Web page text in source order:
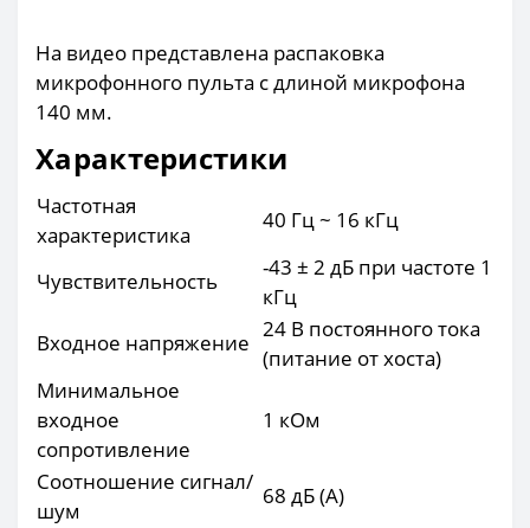
На видео представлена распаковка
микрофонного пульта с длиной микрофона
140 мм.
Характеристики
Частотная
характеристика
40 Гц ~ 16 кГц
Чувствительность
-43 ± 2 дБ при частоте 1
кГц
Входное напряжение
24 В постоянного тока
(питание от хоста)
Минимальное
входное
сопротивление
1 кОм
Соотношение сигнал/
шум
68 дБ (А)